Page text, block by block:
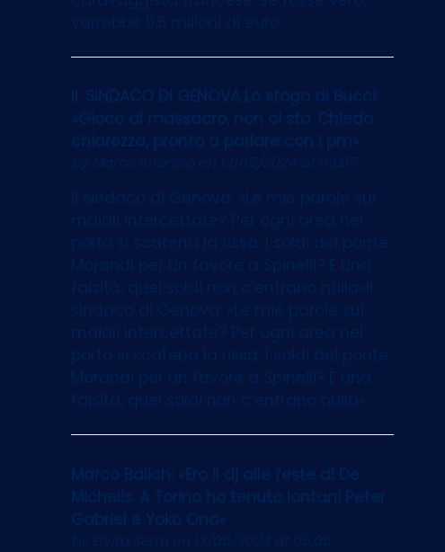
varrebbe 5,5 milioni di euro
IL SINDACO DI GENOVA Lo sfogo di Bucci:
«Gioco al massacro, non ci sto. Chiedo
chiarezza, pronto a parlare con i pm»
by Marco Imarisioon 13/05/2024 at 06:07
Il sindaco di Genova: «Le mie parole sui
maiali intercettate? Per ogni area nel
porto si scatena la rissa. I soldi del ponte
Morandi per un favore a Spinelli? È una
falsità, quei soldi non c’entrano nulla»Il
sindaco di Genova: «Le mie parole sui
maiali intercettate? Per ogni area nel
porto si scatena la rissa. I soldi del ponte
Morandi per un favore a Spinelli? È una
falsità, quei soldi non c’entrano nulla»
Marco Balich: «Ero il dj alle feste di De
Michelis. A Torino ho tenuto lontani Peter
Gabriel e Yoko Ono»
by Elvira Serra on 13/05/2024 at 06:05